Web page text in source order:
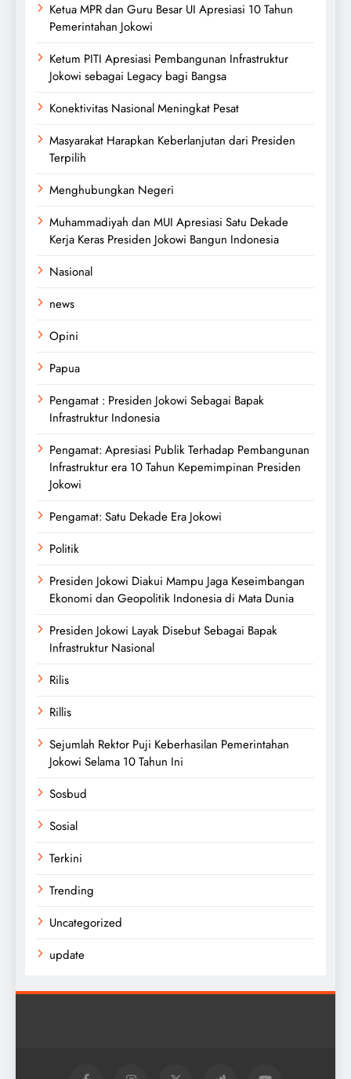
Ketua MPR dan Guru Besar UI Apresiasi 10 Tahun
Pemerintahan Jokowi
Ketum PITI Apresiasi Pembangunan Infrastruktur
Jokowi sebagai Legacy bagi Bangsa
Konektivitas Nasional Meningkat Pesat
Masyarakat Harapkan Keberlanjutan dari Presiden
Terpilih
Menghubungkan Negeri
Muhammadiyah dan MUI Apresiasi Satu Dekade
Kerja Keras Presiden Jokowi Bangun Indonesia
Nasional
news
Opini
Papua
Pengamat : Presiden Jokowi Sebagai Bapak
Infrastruktur Indonesia
Pengamat: Apresiasi Publik Terhadap Pembangunan
Infrastruktur era 10 Tahun Kepemimpinan Presiden
Jokowi
Pengamat: Satu Dekade Era Jokowi
Politik
Presiden Jokowi Diakui Mampu Jaga Keseimbangan
Ekonomi dan Geopolitik Indonesia di Mata Dunia
Presiden Jokowi Layak Disebut Sebagai Bapak
Infrastruktur Nasional
Rilis
Rillis
Sejumlah Rektor Puji Keberhasilan Pemerintahan
Jokowi Selama 10 Tahun Ini
Sosbud
Sosial
Terkini
Trending
Uncategorized
update